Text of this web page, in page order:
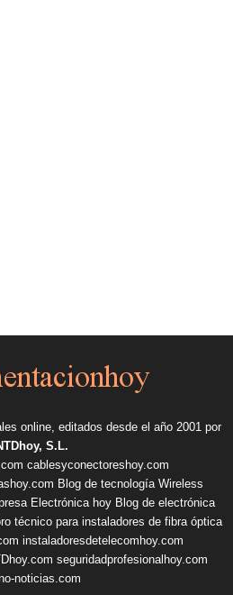
online, editados desde el año 2001 por
S.L.
cablesyconectoreshoy.com
Blog de tecnología Wireless
Electrónica hoy Blog de electrónica
técnico para instaladores de fibra óptica
instaladoresdetelecomhoy.com
seguridadprofesionalhoy.com
noticias.com